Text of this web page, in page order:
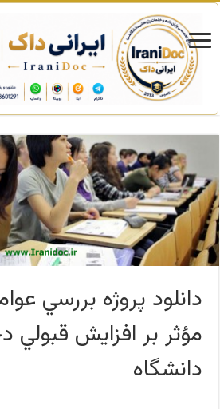
دانلود پروژه بررسي
مؤثر بر افزايش قبولي
دانشگاه